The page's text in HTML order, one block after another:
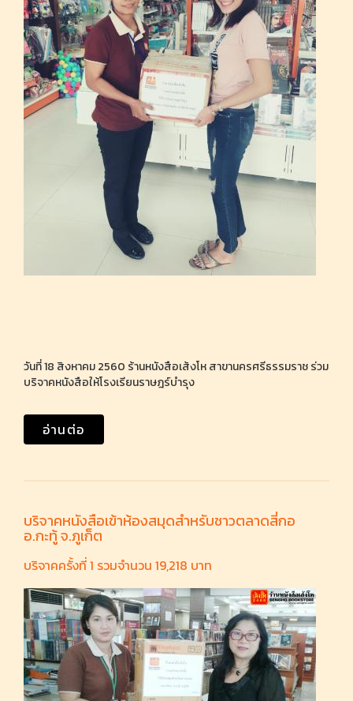
วันที่ 18 สิงหาคม 2560 ร้านหนังสือเส้งโห สาขานครศรีธรรมราช ร่วม
บริจาคหนังสือให้โรงเรียนราษฎร์บำรุง
อ่านต่อ
บริจาคหนังสือเข้าห้องสมุดสำหรับชาวตลาดสี่กอ
อ.กะทู้ จ.ภูเก็ต
บริจาคครั้งที่ 1 รวมจำนวน 19,218 บาท